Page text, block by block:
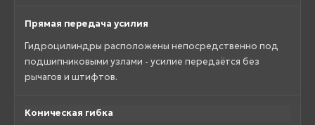
Прямая передача усилия
Гидроцилиндры расположены непосредственно под
подшипниковыми узлами - усилие передаётся без
рычагов и штифтов.
Коническая гибка